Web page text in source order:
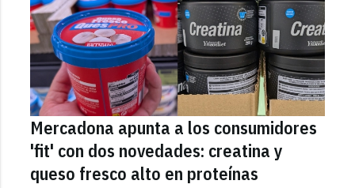
Mercadona apunta a los consumidores
'fit' con dos novedades: creatina y
queso fresco alto en proteínas